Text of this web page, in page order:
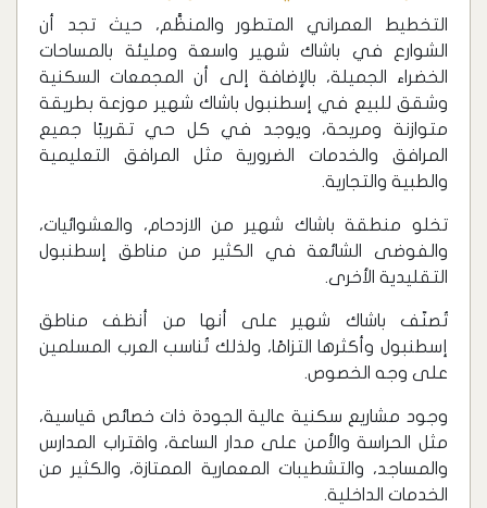
التخطيط العمراني المتطور والمنظَّم، حيث تجد أن
الشوارع في باشاك شهير واسعة ومليئة بالمساحات
الخضراء الجميلة، بالإضافة إلى أن المجمعات السكنية
وشقق للبيع في إسطنبول باشاك شهير موزعة بطريقة
متوازنة ومريحة، ويوجد في كل حي تقريبًا جميع
المرافق والخدمات الضرورية مثل المرافق التعليمية
والطبية والتجارية.
تخلو منطقة باشاك شهير من الازدحام، والعشوائيات،
والفوضى الشائعة في الكثير من مناطق إسطنبول
التقليدية الأخرى.
تُصنّف باشاك شهير على أنها من أنظف مناطق
إسطنبول وأكثرها التزامًا، ولذلك تُناسب العرب المسلمين
على وجه الخصوص.
وجود مشاريع سكنية عالية الجودة ذات خصائص قياسية،
مثل الحراسة والأمن على مدار الساعة، واقتراب المدارس
والمساجد، والتشطيبات المعمارية الممتازة، والكثير من
الخدمات الداخلية.